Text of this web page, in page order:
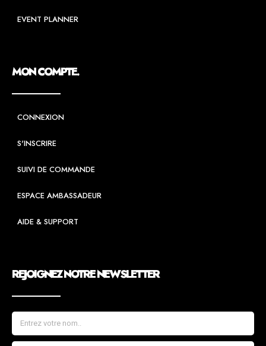
EVENT PLANNER
MON COMPTE.
CONNEXION
S'INSCRIRE
SUIVI DE COMMANDE
ESPACE AMBASSADEUR
AIDE & SUPPORT
REJOIGNEZ NOTRE NEWSLETTER